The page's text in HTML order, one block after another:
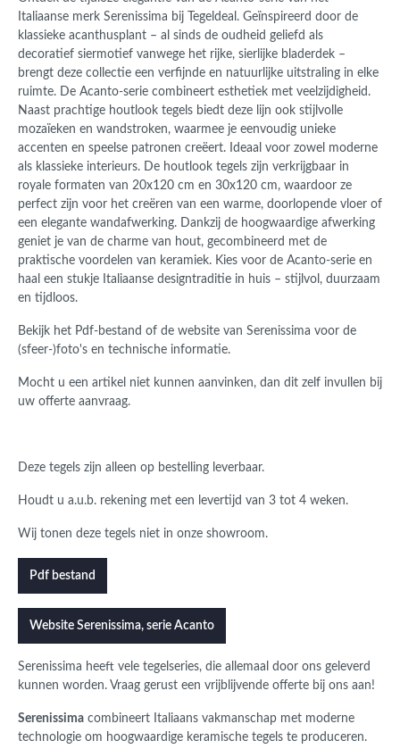
Italiaanse merk Serenissima bij Tegeldeal. Geïnspireerd door de
klassieke acanthusplant – al sinds de oudheid geliefd als
decoratief siermotief vanwege het rijke, sierlijke bladerdek –
brengt deze collectie een verfijnde en natuurlijke uitstraling in elke
ruimte. De Acanto-serie combineert esthetiek met veelzijdigheid.
Naast prachtige houtlook tegels biedt deze lijn ook stijlvolle
mozaïeken en wandstroken, waarmee je eenvoudig unieke
accenten en speelse patronen creëert. Ideaal voor zowel moderne
als klassieke interieurs. De houtlook tegels zijn verkrijgbaar in
royale formaten van 20x120 cm en 30x120 cm, waardoor ze
perfect zijn voor het creëren van een warme, doorlopende vloer of
een elegante wandafwerking. Dankzij de hoogwaardige afwerking
geniet je van de charme van hout, gecombineerd met de
praktische voordelen van keramiek. Kies voor de Acanto-serie en
haal een stukje Italiaanse designtraditie in huis – stijlvol, duurzaam
en tijdloos.
Bekijk het Pdf-bestand of de website van Serenissima voor de
(sfeer-)foto's en technische informatie.
Mocht u een artikel niet kunnen aanvinken, dan dit zelf invullen bij
uw offerte aanvraag.
Deze tegels zijn alleen op bestelling leverbaar.
Houdt u a.u.b. rekening met een levertijd van 3 tot 4 weken.
Wij tonen deze tegels niet in onze showroom.
Pdf bestand
Website Serenissima, serie Acanto
Serenissima heeft vele tegelseries, die allemaal door ons geleverd
kunnen worden. Vraag gerust een vrijblijvende offerte bij ons aan!
Serenissima combineert Italiaans vakmanschap met moderne
technologie om hoogwaardige keramische tegels te produceren.